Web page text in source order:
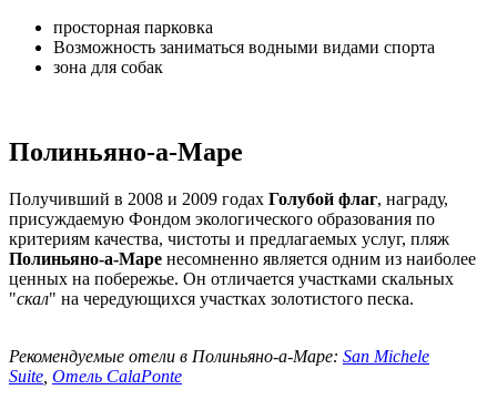
просторная парковка
Возможность заниматься водными видами спорта
зона для собак
Полиньяно-а-Маре
Получивший в 2008 и 2009 годах Голубой флаг, награду,
присуждаемую Фондом экологического образования по
критериям качества, чистоты и предлагаемых услуг, пляж
Полиньяно-а-Маре несомненно является одним из наиболее
ценных на побережье. Он отличается участками скальных
"скал" на чередующихся участках золотистого песка.
Рекомендуемые отели в Полиньяно-а-Маре: San Michele
Suite Отель CalaPonte